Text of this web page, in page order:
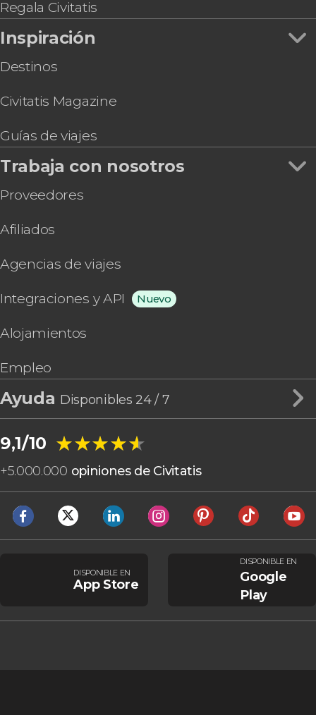
Regala Civitatis
Inspiración
Destinos
Civitatis Magazine
Guías de viajes
Trabaja con nosotros
Proveedores
Afiliados
Agencias de viajes
Integraciones y API Nuevo
Alojamientos
Empleo
Ayuda Disponibles 24 / 7
9,1/10 ★★★★★
★★★★★
+5.000.000 opiniones de Civitatis
DISPONIBLE EN
App Store
DISPONIBLE EN
Google
Play